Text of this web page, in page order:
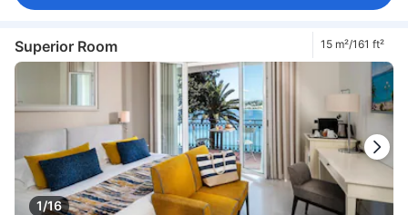
Superior Room 15 m²/161 ft²
1/16